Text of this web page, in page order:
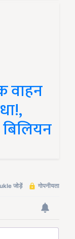
वाहन
बिलियन